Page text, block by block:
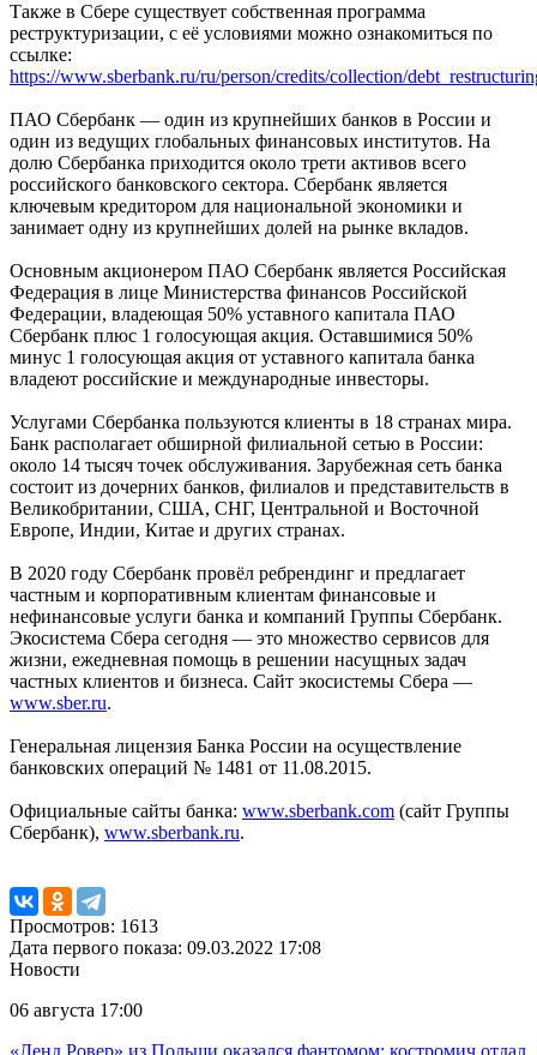
Также в Сбере существует собственная программа
реструктуризации, с её условиями можно ознакомиться по
ссылке:
https://www.sberbank.ru/ru/person/credits/collection/
ПАО Сбербанк — один из крупнейших банков в России и
один из ведущих глобальных финансовых институтов. На
долю Сбербанка приходится около трети активов всего
российского банковского сектора. Сбербанк является
ключевым кредитором для национальной экономики и
занимает одну из крупнейших долей на рынке вкладов.
Основным акционером ПАО Сбербанк является Российская
Федерация в лице Министерства финансов Российской
Федерации, владеющая 50% уставного капитала ПАО
Сбербанк плюс 1 голосующая акция. Оставшимися 50%
минус 1 голосующая акция от уставного капитала банка
владеют российские и международные инвесторы.
Услугами Сбербанка пользуются клиенты в 18 странах мира.
Банк располагает обширной филиальной сетью в России:
около 14 тысяч точек обслуживания. Зарубежная сеть банка
состоит из дочерних банков, филиалов и представительств в
Великобритании, США, СНГ, Центральной и Восточной
Европе, Индии, Китае и других странах.
В 2020 году Сбербанк провёл ребрендинг и предлагает
частным и корпоративным клиентам финансовые и
нефинансовые услуги банка и компаний Группы Сбербанк.
Экосистема Сбера сегодня — это множество сервисов для
жизни, ежедневная помощь в решении насущных задач
частных клиентов и бизнеса. Сайт экосистемы Сбера —
www.sber.ru.
Генеральная лицензия Банка России на осуществление
банковских операций № 1481 от 11.08.2015.
Официальные сайты банка: www.sberbank.com (сайт Группы
Сбербанк), www.sberbank.ru.
Просмотров: 1613
Дата первого показа: 09.03.2022 17:08
Новости
06 августа 17:00